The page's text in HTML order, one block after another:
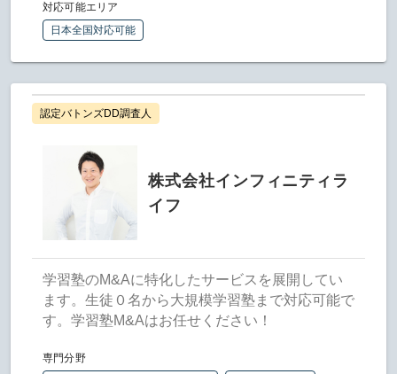
対応可能エリア
日本全国対応可能
認定バトンズDD調査人
株式会社インフィニティラ
イフ
学習塾のM&Aに特化したサービスを展開してい
ます。生徒０名から大規模学習塾まで対応可能で
す。学習塾M&Aはお任せください！
専門分野